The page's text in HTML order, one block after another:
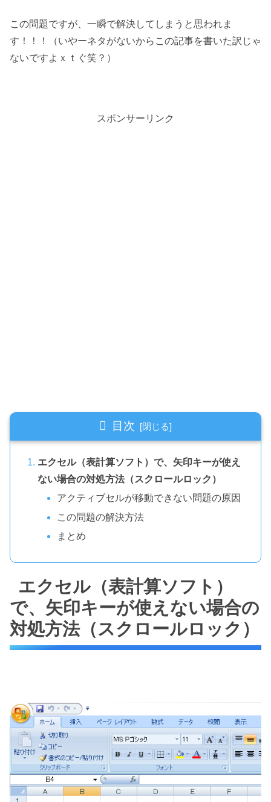
この問題ですが、一瞬で解決してしまうと思われま
す！！！（いやーネタがないからこの記事を書いた訳じゃ
ないですよｘｔぐ笑？）
スポンサーリンク
目次
エクセル（表計算ソフト）で、矢印キーが使え
ない場合の対処方法（スクロールロック）
アクティブセルが移動できない問題の原因
この問題の解決方法
まとめ
エクセル（表計算ソフト）
で、矢印キーが使えない場合の
対処方法（スクロールロック）